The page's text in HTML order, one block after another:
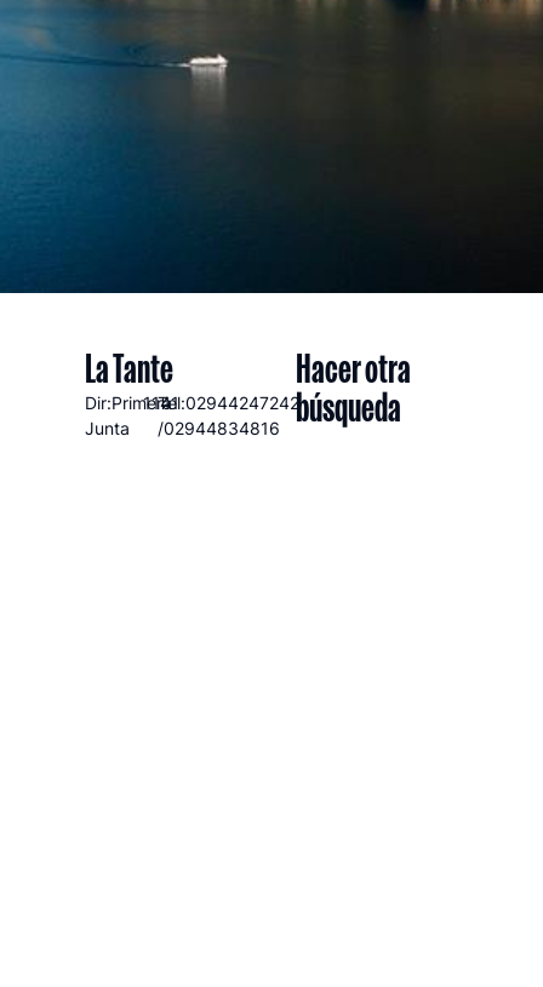
La Tante
Dir:Primera
Junta
1141
Tel:02944247242
/02944834816
Hacer otra
búsqueda